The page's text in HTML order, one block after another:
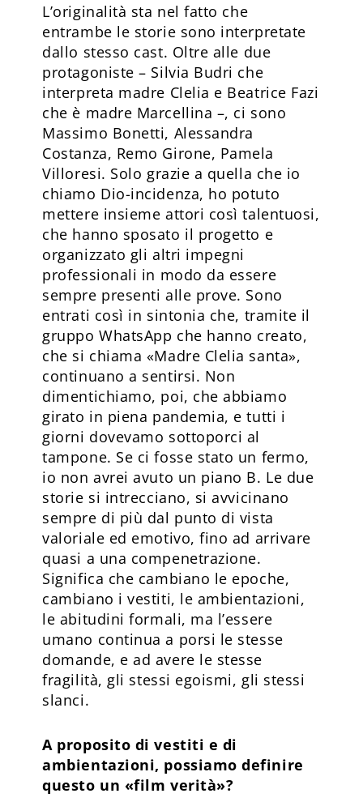
L’originalità sta nel fatto che
entrambe le storie sono interpretate
dallo stesso cast. Oltre alle due
protagoniste – Silvia Budri che
interpreta madre Clelia e Beatrice Fazi
che è madre Marcellina –, ci sono
Massimo Bonetti, Alessandra
Costanza, Remo Girone, Pamela
Villoresi. Solo grazie a quella che io
chiamo Dio-incidenza, ho potuto
mettere insieme attori così talentuosi,
che hanno sposato il progetto e
organizzato gli altri impegni
professionali in modo da essere
sempre presenti alle prove. Sono
entrati così in sintonia che, tramite il
gruppo WhatsApp che hanno creato,
che si chiama «Madre Clelia santa»,
continuano a sentirsi. Non
dimentichiamo, poi, che abbiamo
girato in piena pandemia, e tutti i
giorni dovevamo sottoporci al
tampone. Se ci fosse stato un fermo,
io non avrei avuto un piano B. Le due
storie si intrecciano, si avvicinano
sempre di più dal punto di vista
valoriale ed emotivo, fino ad arrivare
quasi a una compenetrazione.
Significa che cambiano le epoche,
cambiano i vestiti, le ambientazioni,
le abitudini formali, ma l’essere
umano continua a porsi le stesse
domande, e ad avere le stesse
fragilità, gli stessi egoismi, gli stessi
slanci.
A proposito di vestiti e di
ambientazioni, possiamo definire
questo un «film verità»?